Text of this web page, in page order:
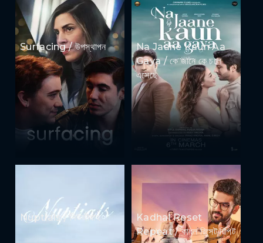
Surfacing / উপস্থাপন
Na Jaane Kaun Aa
Gaya / কে জানে কে চলে
এসেছে
Nuptials / নিউজীয়াহ
Kadhal Reset
Repeat / কাধল রিসেট রিপিট